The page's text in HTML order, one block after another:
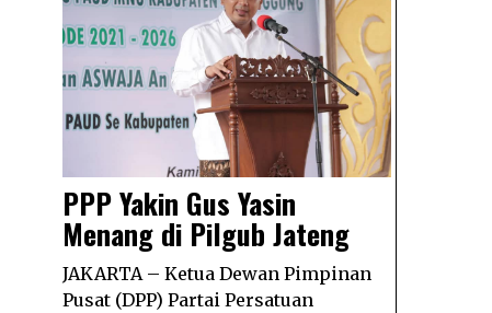
PPP Yakin Gus Yasin
Menang di Pilgub Jateng
JAKARTA – Ketua Dewan Pimpinan
Pusat (DPP) Partai Persatuan